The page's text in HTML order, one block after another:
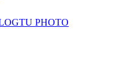
TU PHOTO